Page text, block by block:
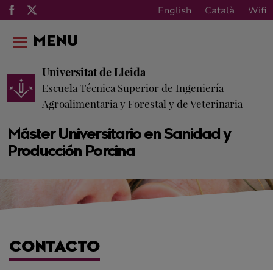
English Català Wifi
Máster Universitario en Sanidad y
Producción Porcina
Universitat de Lleida
Escuela Técnica Superior de Ingeniería
Agroalimentaria y Forestal y de Veterinaria
MENU
CONTACTO